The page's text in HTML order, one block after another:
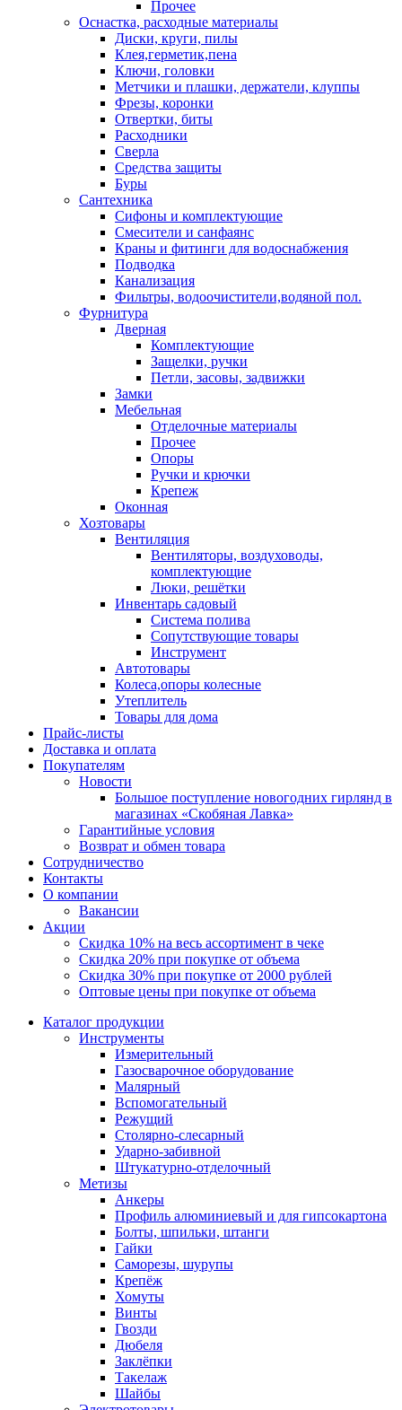
Прочее
Оснастка, расходные материалы
Диски, круги, пилы
Клея,герметик,пена
Ключи, головки
Метчики и плашки, держатели, клуппы
Фрезы, коронки
Отвертки, биты
Расходники
Сверла
Средства защиты
Буры
Сантехника
Сифоны и комплектующие
Смесители и санфаянс
Краны и фитинги для водоснабжения
Подводка
Канализация
Фильтры, водоочистители,водяной пол.
Фурнитура
Дверная
Комплектующие
Защелки, ручки
Петли, засовы, задвижки
Замки
Мебельная
Отделочные материалы
Прочее
Опоры
Ручки и крючки
Крепеж
Оконная
Хозтовары
Вентиляция
Вентиляторы, воздуховоды,
комплектующие
Люки, решётки
Инвентарь садовый
Система полива
Сопутствующие товары
Инструмент
Автотовары
Колеса,опоры колесные
Утеплитель
Товары для дома
Прайс-листы
Доставка и оплата
Покупателям
Новости
Большое поступление новогодних гирлянд в
магазинах «Скобяная Лавка»
Гарантийные условия
Возврат и обмен товара
Сотрудничество
Контакты
О компании
Вакансии
Акции
Скидка 10% на весь ассортимент в чеке
Скидка 20% при покупке от объема
Скидка 30% при покупке от 2000 рублей
Оптовые цены при покупке от объема
Каталог продукции
Инструменты
Измерительный
Газосварочное оборудование
Малярный
Вспомогательный
Режущий
Столярно-слесарный
Ударно-забивной
Штукатурно-отделочный
Метизы
Анкеры
Профиль алюминиевый и для гипсокартона
Болты, шпильки, штанги
Гайки
Саморезы, шурупы
Крепёж
Хомуты
Винты
Гвозди
Дюбеля
Заклёпки
Такелаж
Шайбы